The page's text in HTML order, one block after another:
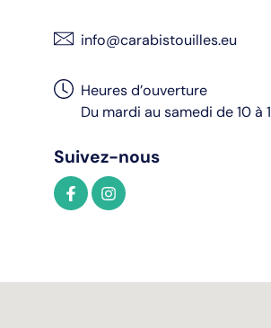
info@carabistouilles.eu
Heures d’ouverture
Du mardi au samedi de 10 à
Suivez-nous